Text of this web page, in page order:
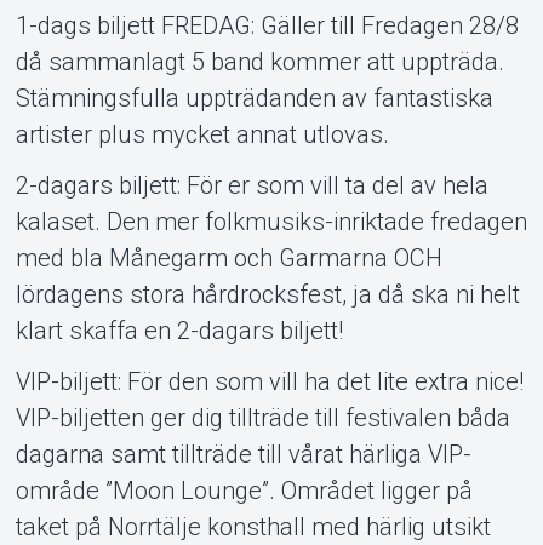
1-dags biljett FREDAG: Gäller till Fredagen 28/8
då sammanlagt 5 band kommer att uppträda.
Stämningsfulla uppträdanden av fantastiska
artister plus mycket annat utlovas.
2-dagars biljett: För er som vill ta del av hela
kalaset. Den mer folkmusiks-inriktade fredagen
med bla Månegarm och Garmarna OCH
lördagens stora hårdrocksfest, ja då ska ni helt
klart skaffa en 2-dagars biljett!
VIP-biljett: För den som vill ha det lite extra nice!
VIP-biljetten ger dig tillträde till festivalen båda
dagarna samt tillträde till vårat härliga VIP-
område ”Moon Lounge”. Området ligger på
taket på Norrtälje konsthall med härlig utsikt